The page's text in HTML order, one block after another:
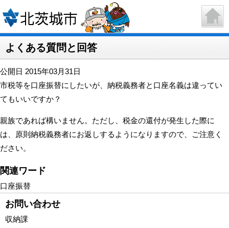
よくある質問と回答
公開日 2015年03月31日
市税等を口座振替にしたいが、納税義務者と口座名義は違ってい
てもいいですか？
親族であれば構いません。ただし、税金の還付が発生した際に
は、原則納税義務者にお返しするようになりますので、ご注意く
ださい。
関連ワード
口座振替
お問い合わせ
収納課